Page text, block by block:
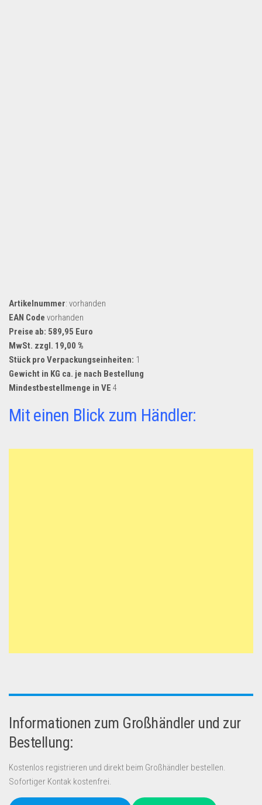
Artikelnummer: vorhanden
EAN Code vorhanden
Preise ab: 589,95 Euro
MwSt. zzgl. 19,00 %
Stück pro Verpackungseinheiten: 1
Gewicht in KG ca. je nach Bestellung
Mindestbestellmenge in VE 4
Mit einen Blick zum Händler:
Informationen zum Großhändler und zur
Bestellung:
Kostenlos registrieren und direkt beim Großhändler bestellen.
Sofortiger Kontak kostenfrei.